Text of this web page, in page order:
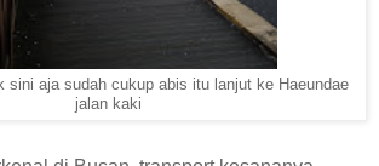
sini aja sudah cukup abis itu lanjut ke Haeundae
jalan kaki